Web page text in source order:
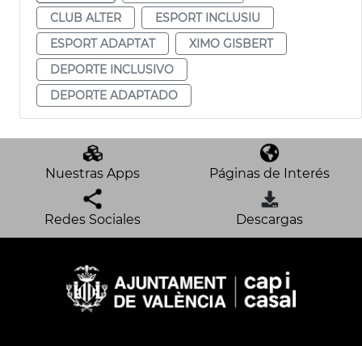
CLUB ALTER
ESPORT INCLUSIU
ESPORT ADAPTAT
XIMO GISBERT
DEPORTE INCLUSIVO
DEPORTE ADAPTADO
Nuestras Apps Páginas de Interés
Redes Sociales Descargas